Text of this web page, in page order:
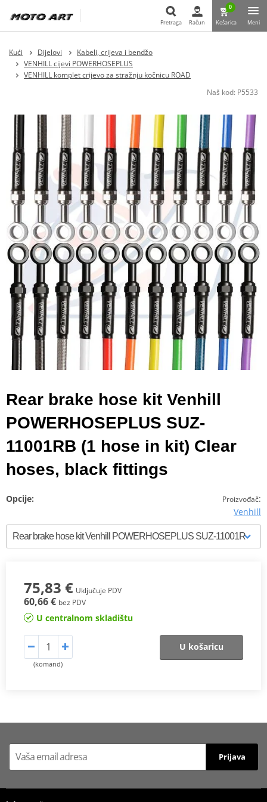
Pretraga Račun
0
Košarica Meni
Kući Dijelovi
Kabeli, crijeva i bendžo
VENHILL cijevi POWERHOSEPLUS
VENHILL komplet crijevo za stražnju kočnicu ROAD
Naš kod: P5533
Rear brake hose kit Venhill
POWERHOSEPLUS SUZ-
11001RB (1 hose in kit) Clear
hoses, black fittings
Proizvođač:
Venhill
Opcije:
75,83 € Uključuje PDV
60,66 € bez PDV
U centralnom skladištu
(komand)
U košaricu
Prijava